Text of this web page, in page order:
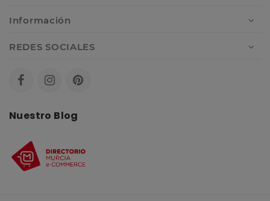
Información
REDES SOCIALES
Nuestro Blog